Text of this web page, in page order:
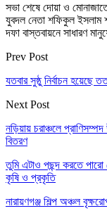
সভা শেষে দোয়া ও
যুবদল নেতা শফিকুল ইসলাম
দফা বাস্তবায়নে সাধারণ
Prev Post
যতবার সুষ্ঠু নির্বাচন হয়েছে
Next Post
নড়িয়ায় চরাঞ্চলে
বিতরণ
তুমি এটাও পছন্দ করতে পারো
কৃষি ও প্রকৃতি
নারায়ণগঞ্জ শিল্প অঞ্চল